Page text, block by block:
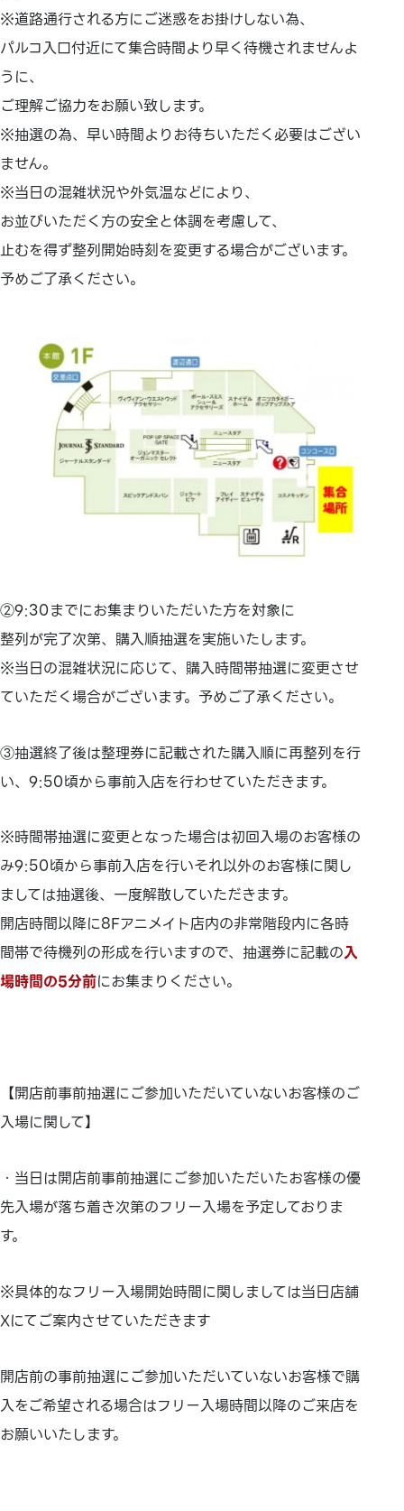
※道路通行される方にご迷惑をお掛けしない為、
パルコ入口付近にて集合時間より早く待機されませんよ
うに、
ご理解ご協力をお願い致します。
※抽選の為、早い時間よりお待ちいただく必要はござい
ません。
※当日の混雑状況や外気温などにより、
お並びいただく方の安全と体調を考慮して、
止むを得ず整列開始時刻を変更する場合がございます。
予めご了承ください。
②9:30までにお集まりいただいた方を対象に
整列が完了次第、購入順抽選を実施いたします。
※当日の混雑状況に応じて、購入時間帯抽選に変更させ
ていただく場合がございます。予めご了承ください。
③抽選終了後は整理券に記載された購入順に再整列を行
い、9:50頃から事前入店を行わせていただきます。
※時間帯抽選に変更となった場合は初回入場のお客様の
み9:50頃から事前入店を行いそれ以外のお客様に関し
ましては抽選後、一度解散していただきます。
開店時間以降に8Fアニメイト店内の非常階段内に各時
間帯で待機列の形成を行いますので、抽選券に記載の入
場時間の5分前にお集まりください。
【開店前事前抽選にご参加いただいていないお客様のご
入場に関して】
・当日は開店前事前抽選にご参加いただいたお客様の優
先入場が落ち着き次第のフリー入場を予定しておりま
す。
※具体的なフリー入場開始時間に関しましては当日店舗
Xにてご案内させていただきます
開店前の事前抽選にご参加いただいていないお客様で購
入をご希望される場合はフリー入場時間以降のご来店を
お願いいたします。